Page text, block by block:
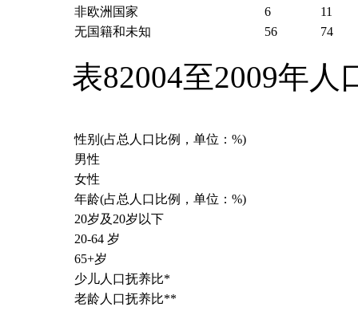
非欧洲国家
6
11
无国籍和未知
56 74
表82004至2009年人
性别(占总人口比例，单位：%)
男性
女性
年龄(占总人口比例，单位：%)
20岁及20岁以下
20-64 岁
65+岁
少儿人口抚养比*
老龄人口抚养比**